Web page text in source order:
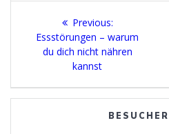
Previous:Previous
post:
Essstörungen – warum
du dich nicht nähren
kannst